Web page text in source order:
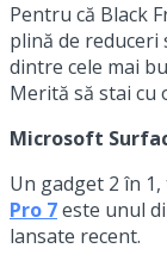
Pentru că Black
plină de reduceri
dintre cele mai
Merită să stai cu
Microsoft
Un gadget 2 în
Pro 7este unul
lansate recent.